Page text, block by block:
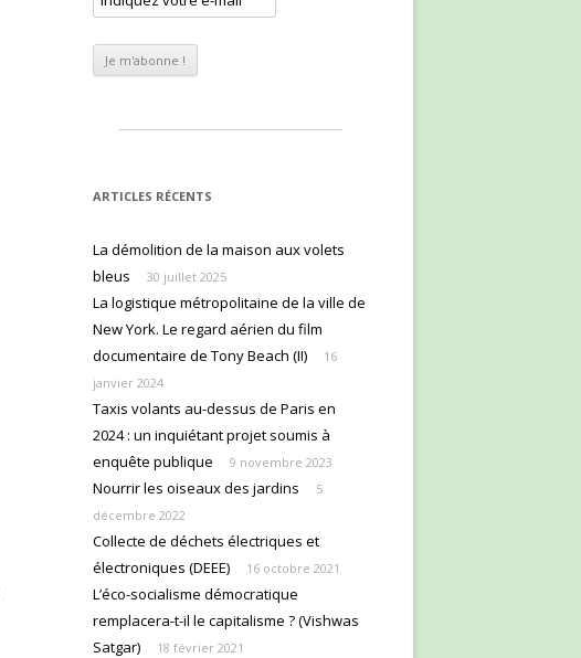
ARTICLES RÉCENTS
La démolition de la maison aux volets
bleus
30 juillet 2025
La logistique métropolitaine de la ville de
New York. Le regard aérien du film
documentaire de Tony Beach (II)
16
janvier 2024
Taxis volants au-dessus de Paris en
2024 : un inquiétant projet soumis à
enquête publique
9 novembre 2023
Nourrir les oiseaux des jardins
5
décembre 2022
Collecte de déchets électriques et
électroniques (DEEE)
16 octobre 2021
L’éco-socialisme démocratique
remplacera-t-il le capitalisme ? (Vishwas
Satgar)
18 février 2021